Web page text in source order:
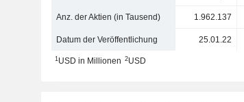
Anz. der Aktien (in Tausend) 1.962.137
Datum der Veröffentlichung 25.01.22
1USD in Millionen 2USD